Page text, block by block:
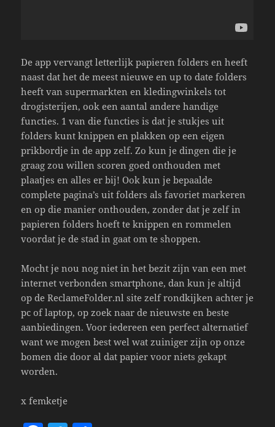
De app vervangt letterlijk papieren folders en heeft
naast dat het de meest nieuwe en up to date folders
heeft van supermarkten en kledingwinkels tot
drogisterijen, ook een aantal andere handige
functies. 1 van die functies is dat je stukjes uit
folders kunt knippen en plakken op een eigen
prikbordje in de app zelf. Zo kun je dingen die je
graag zou willen scoren goed onthouden met
plaatjes en alles er bij! Ook kun je bepaalde
complete pagina’s uit folders als favoriet markeren
en op die manier onthouden, zonder dat je zelf in
papieren folders hoeft te knippen en rommelen
voordat je de stad in gaat om te shoppen.
Mocht je nou nog niet in het bezit zijn van een met
internet verbonden smartphone, dan kun je altijd
op de ReclameFolder.nl site zelf rondkijken achter je
pc of laptop, op zoek naar de nieuwste en beste
aanbiedingen. Voor iedereen een perfect alternatief
want we mogen best wel wat zuiniger zijn op onze
bomen die door al dat papier voor niets gekapt
worden.
x femketje